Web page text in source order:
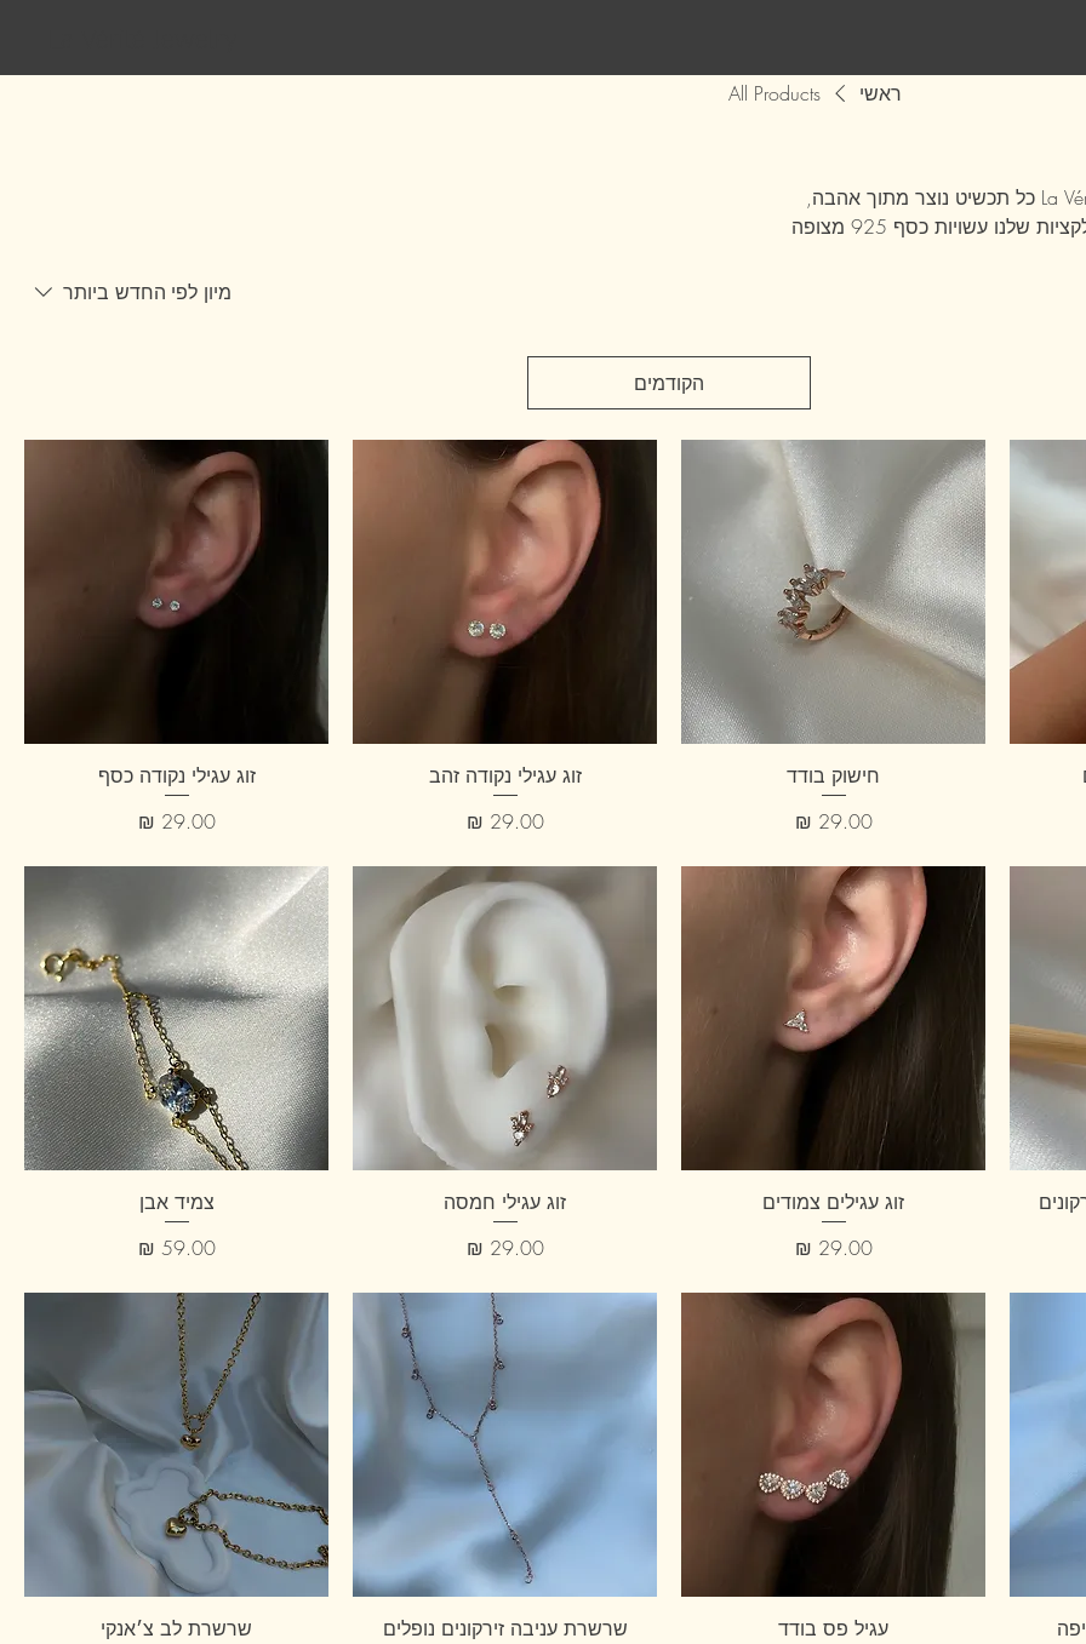
ראשי All Products
✨ התכשיטים שלנו - יוקרה שמתאימה לכל אחת ✨ ב-La Vérité Jewelry כל תכשיט נוצר מתוך אהבה,
מחשבה ודיוק, כדי לשקף את האישיות והסטייל הייחודי שלך. הקולקציות שלנו עשויות כסף 925 מצופה
הופעה ולהרגיש מיוחדת בכל
ממגע עם מים, בשמים וחומרים
מיון לפי החדש ביותר
הקודמים
חישוק בודד
מחיר‏29.00 ‏₪
זוג עגילי נקודה זהב
מחיר‏29.00 ‏₪
זוג עגילי נקודה כסף
מחיר‏29.00 ‏₪
זוג עגילים צמודים
מחיר‏29.00 ‏₪
זוג עגילי חמסה
מחיר‏29.00 ‏₪
צמיד אבן
מחיר‏59.00 ‏₪
עגיל פס בודד
שרשרת עניבה זירקונים נופלים
שרשרת לב צ׳אנקי